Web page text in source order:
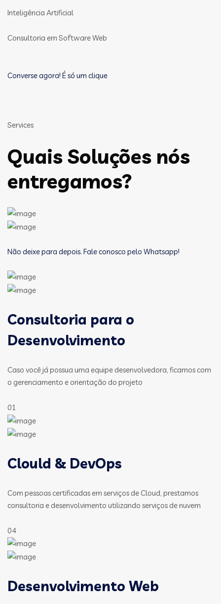
Inteligência Artificial
Consultoria em Software Web
Converse agora! É só um clique
Services
Quais Soluções nós
entregamos?
Não deixe para depois. Fale conosco pelo Whatsapp!
Consultoria para o
Desenvolvimento
Caso você já possua uma equipe desenvolvedora, ficamos com
o gerenciamento e orientação do projeto
01
Clould & DevOps
Com pessoas certificadas em serviços de Cloud, prestamos
consultoria e desenvolvimento utilizando serviços de nuvem
04
Desenvolvimento Web